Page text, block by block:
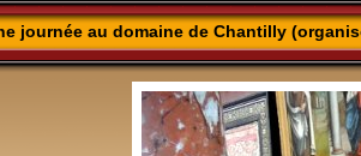
journée au domaine de Chantilly